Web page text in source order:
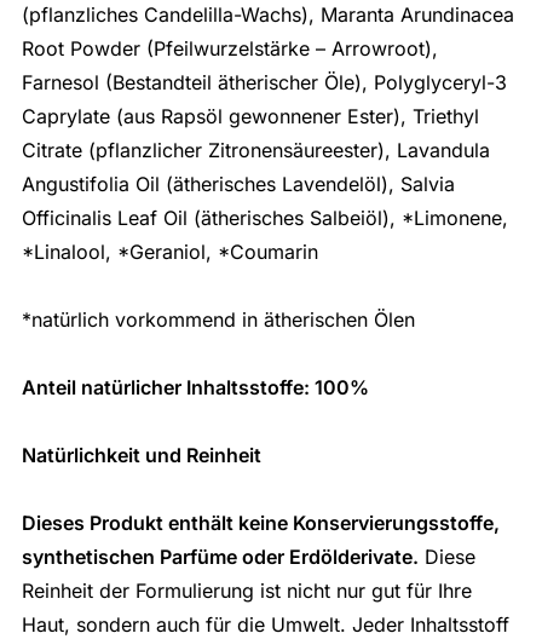
(pflanzliches Candelilla-Wachs), Maranta Arundinacea
Root Powder (Pfeilwurzelstärke – Arrowroot),
Farnesol (Bestandteil ätherischer Öle), Polyglyceryl-3
Caprylate (aus Rapsöl gewonnener Ester), Triethyl
Citrate (pflanzlicher Zitronensäureester), Lavandula
Angustifolia Oil (ätherisches Lavendelöl), Salvia
Officinalis Leaf Oil (ätherisches Salbeiöl), *Limonene,
*Linalool, *Geraniol, *Coumarin
*natürlich vorkommend in ätherischen Ölen
Anteil natürlicher Inhaltsstoffe: 100%
Natürlichkeit und Reinheit
Dieses Produkt enthält keine Konservierungsstoffe,
synthetischen Parfüme oder Erdölderivate. Diese
Reinheit der Formulierung ist nicht nur gut für Ihre
Haut, sondern auch für die Umwelt. Jeder Inhaltsstoff